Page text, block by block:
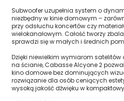
Subwoofer uzupełnia system o
niezbędny w kinie domowym –
przy odsłuchu koncertów czy
wielokanałowym. Całość tworzy
sprawdzi się w małych i średnich
Dzięki niewielkim wymiarom
na ścianie, Cabasse Alcyone 2
kino domowe bez dominujących
rozwiązanie dla osób ceniących
wysoką jakość dźwięku w